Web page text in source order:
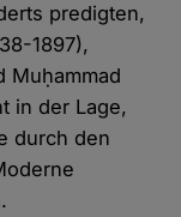
predigten,
1897),
Muḥammad
in der Lage,
durch den